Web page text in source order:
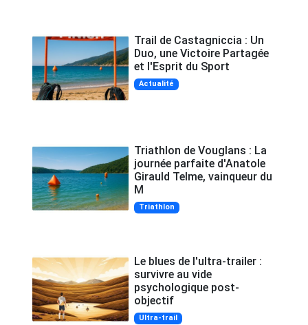
Trail de Castagniccia : Un
Duo, une Victoire Partagée
et l'Esprit du Sport
Actualité
Triathlon de Vouglans : La
journée parfaite d'Anatole
Girauld Telme, vainqueur du
M
Triathlon
Le blues de l'ultra-trailer :
survivre au vide
psychologique post-
objectif
Ultra-trail